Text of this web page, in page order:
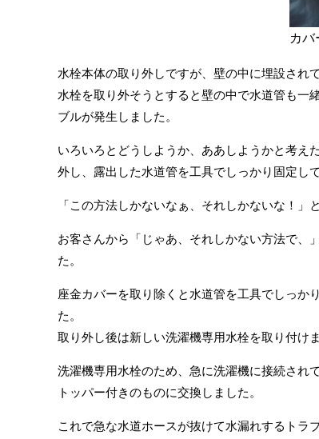
カバ
水栓本体の取り外しですが、壁の中に埋設され
水栓を取り外そうとすると壁の中で水道管も一
ブルが発生しました。
いろいろとどうしようか、ああしようかと考え
外し、露出した水道管を工具でしっかり固定し
「この方法しかないなぁ、それしかないな！」
お客さんから「じゃあ、それしかない方法で、
た。
座金カバーを取り除くと水道管を工具でしっか
た。
取り外し後は新しい洗濯機専用水栓を取り付けま
洗濯機専用水栓のため、急に洗濯機に接続され
トッパー付きのものに交換しました。
これで急な水道ホースが抜けて水漏れするトラ